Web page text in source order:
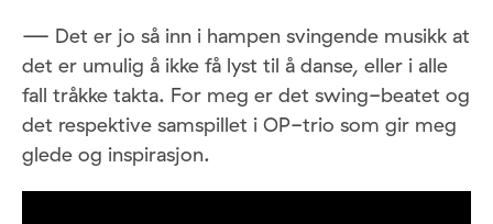
— Det er jo så inn i hampen svingende musikk at
det er umulig å ikke få lyst til å danse, eller i alle
fall tråkke takta. For meg er det swing-beatet og
det respektive samspillet i OP-trio som gir meg
glede og inspirasjon.